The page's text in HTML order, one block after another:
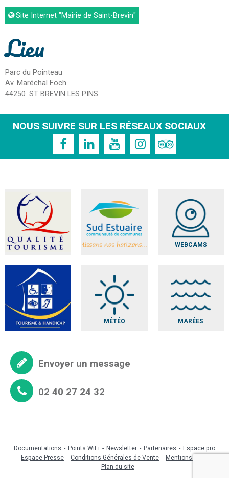
Site Internet"Mairie de Saint-Brevin"
Lieu
Parc du Pointeau
Av. Maréchal Foch
44250 ST BREVIN LES PINS
NOUS SUIVRE SUR LES RÉSEAUX SOCIAUX
WEBCAMS
MÉTÉO MARÉES
Envoyer un message
02 40 27 24 32
Documentations Points WiFi Newsletter Partenaires
Espace pro
Espace Presse
Conditions Générales de Vente
Mentions légales
Plan du site